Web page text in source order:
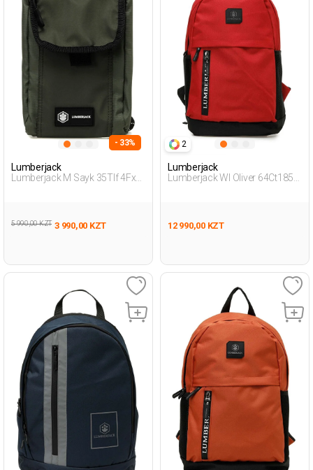
- 33%
Lumberjack
Lumberjack M Sayk 35Tlf 4Fx
5 990,00 KZT 3 990,00 KZT
2
Lumberjack
Lumberjack Wl Oliver 64Ct185
12 990,00 KZT